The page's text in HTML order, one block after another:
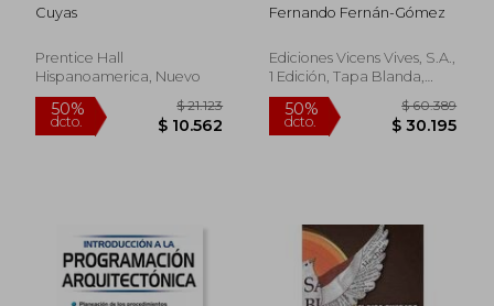
cuyas esp/ing-ing/esp
Cuyas
Prentice Hall
Hispanoamerica, Nuevo
Hispánicos)
Fernando Fernán-Gómez
Ediciones Vicens Vives, S.A.,
1 Edición, Tapa Blanda,
Nuevo